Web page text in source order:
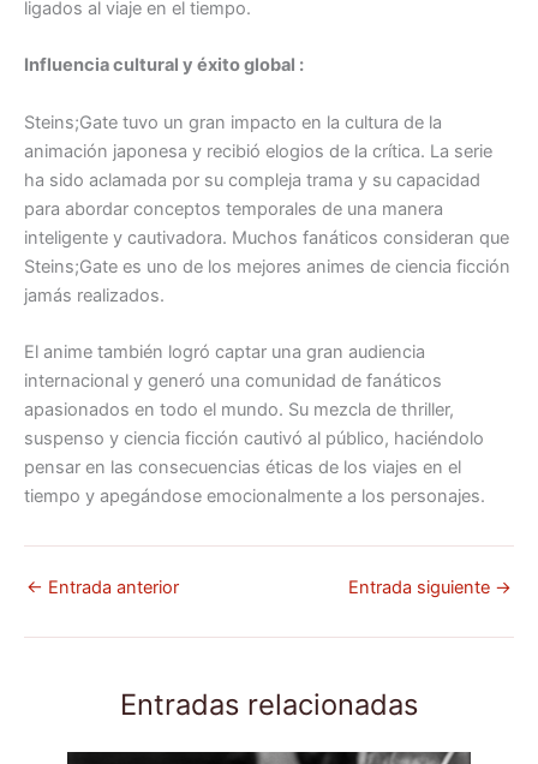
ligados al viaje en el tiempo.
Influencia cultural y éxito global :
Steins;Gate tuvo un gran impacto en la cultura de la
animación japonesa y recibió elogios de la crítica. La serie
ha sido aclamada por su compleja trama y su capacidad
para abordar conceptos temporales de una manera
inteligente y cautivadora. Muchos fanáticos consideran que
Steins;Gate es uno de los mejores animes de ciencia ficción
jamás realizados.
El anime también logró captar una gran audiencia
internacional y generó una comunidad de fanáticos
apasionados en todo el mundo. Su mezcla de thriller,
suspenso y ciencia ficción cautivó al público, haciéndolo
pensar en las consecuencias éticas de los viajes en el
tiempo y apegándose emocionalmente a los personajes.
← Entrada anterior Entrada siguiente →
Entradas relacionadas